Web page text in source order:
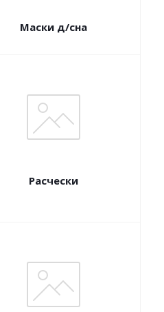
Маски д/сна
Расчески